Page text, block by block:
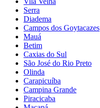
Serra
Diadema
Campos dos Goytacazes
Mauá
Betim
Caxias do Sul
São José do Rio Preto
Olinda
Carapicuíba
Campina Grande
Piracicaba